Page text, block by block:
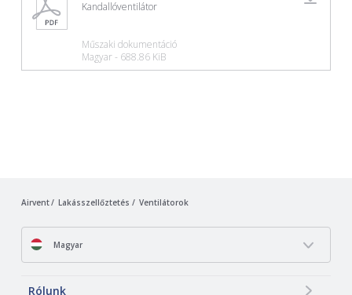
Kandallóventilátor
Műszaki dokumentáció
Magyar - 688.86 KiB
Airvent Lakásszellőztetés Ventilátorok
Magyar
Rólunk